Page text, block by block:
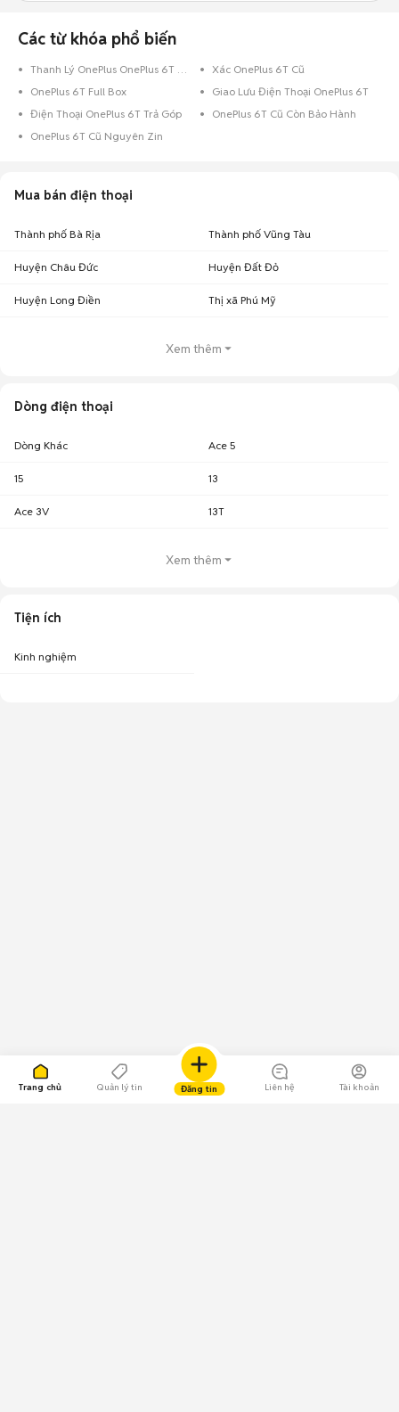
Trang chủ Quản lý tin Đăng tin Liên hệ Tài khoản
Các từ khóa phổ biến
Thanh Lý OnePlus OnePlus 6T Cũ
Xác OnePlus 6T Cũ
OnePlus 6T Full Box
Giao Lưu Điện Thoại OnePlus 6T
Điện Thoại OnePlus 6T Trả Góp
OnePlus 6T Cũ Còn Bảo Hành
OnePlus 6T Cũ Nguyên Zin
Mua bán điện thoại
Thành phố Bà Rịa Thành phố Vũng Tàu
Huyện Châu Đức Huyện Đất Đỏ
Huyện Long Điền Thị xã Phú Mỹ
Xem thêm
Dòng điện thoại
Dòng Khác Ace 5
15 13
Ace 3V 13T
Xem thêm
Tiện ích
Kinh nghiệm